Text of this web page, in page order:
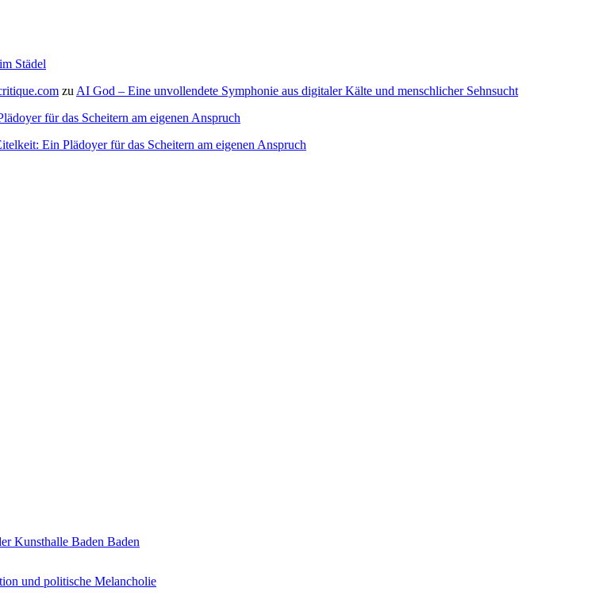
Städel
zu AI God – Eine unvollendete Symphonie aus digitaler Kälte und menschlicher Sehnsucht
für das Scheitern am eigenen Anspruch
Ein Plädoyer für das Scheitern am eigenen Anspruch
Kunsthalle Baden Baden
und politische Melancholie